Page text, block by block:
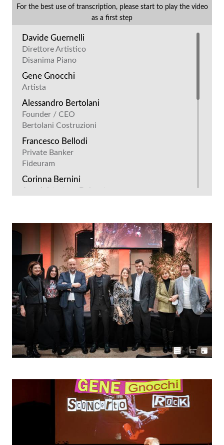
For the best use of transcription, please start to play the video
as a first step
Davide Guernelli
Direttore Artistico
Disanima Piano
Gene Gnocchi
Artista
Alessandro Bertolani
Founder / CEO
Bertolani Costruzioni
Francesco Bellodi
Private Banker
Fideuram
Corinna Bernini
Amministratore Delegato
Universo Centro Moda
Paolo Galeotti
Sindaco
Comune di Marmirolo
Elena Santachiara
Ospite
Persio Rafael Munoz
Relais Balcone di Giulietta
Carlo Capponi
FIB21